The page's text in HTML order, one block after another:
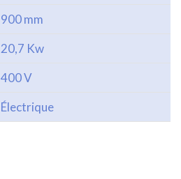
900 mm
20,7 Kw
400 V
Électrique